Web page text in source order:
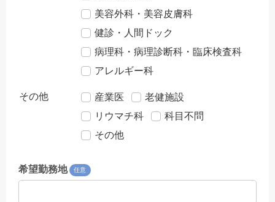
美容外科・美容皮膚科
健診・人間ドック
病理科・病理診断科・臨床検査科
アレルギー科
その他 産業医
老健施設
リウマチ科
科目不問
その他
希望勤務地 任意